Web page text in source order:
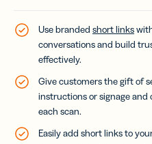
Use branded short links
conversations and build
effectively.
Give customers the gift of
instructions or signage and
each scan.
Easily add short links to